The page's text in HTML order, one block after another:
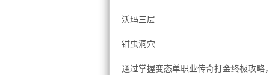
沃玛三层
钳虫洞穴
通过掌握变态单职业传奇打金终极攻略